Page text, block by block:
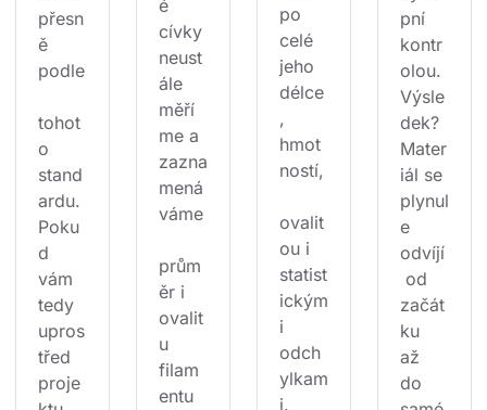
přesn
ě
podle
tohot
o
stand
ardu.
Poku
d
vám
tedy
upros
třed
proje
é
cívky
neust
ále
měří
me a
zazna
mená
váme
prům
ěr i
ovalit
u
filam
entu
po
celé
jeho
délce
,
hmot
ností,
ovalit
ou i
statist
ickým
i
odch
ylkam
i.
pní
kontr
olou.
Výsle
dek?
Mater
iál se
plynul
e
odvíjí
od
začát
ku
až
do